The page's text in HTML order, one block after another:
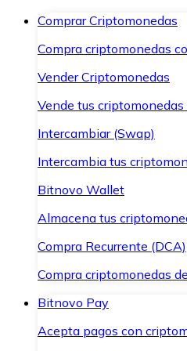
Comprar Criptomonedas
Compra criptomonedas
Vender Criptomonedas
Vende tus
Intercambiar (Swap)
Intercambia tus
Bitnovo Wallet
Almacena tus
Compra Recurrente (DCA)
Compra criptomonedas
Bitnovo Pay
Acepta pagos con